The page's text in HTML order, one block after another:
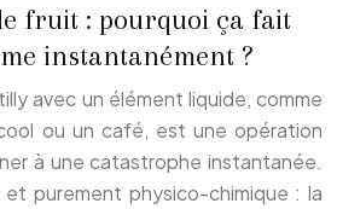
fruit : pourquoi ça fait
instantanément ?
avec un élément liquide, comme
ou un café, est une opération
à une catastrophe instantanée.
purement physico-chimique : la